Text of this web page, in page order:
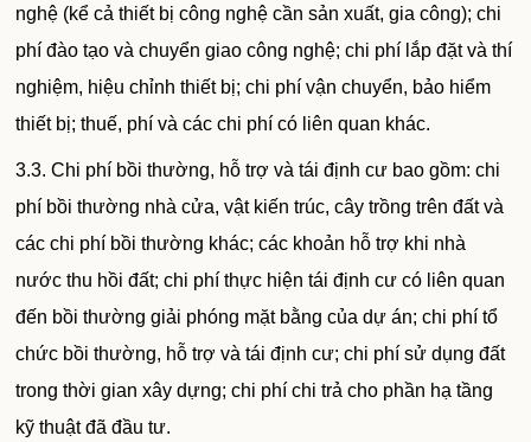
nghệ (kể cả thiết bị công nghệ cần sản xuất, gia công); chi
phí đào tạo và chuyển giao công nghệ; chi phí lắp đặt và thí
nghiệm, hiệu chỉnh thiết bị; chi phí vận chuyển, bảo hiểm
thiết bị; thuế, phí và các chi phí có liên quan khác.
3.3. Chi phí bồi thường, hỗ trợ và tái định cư bao gồm: chi
phí bồi thường nhà cửa, vật kiến trúc, cây trồng trên đất và
các chi phí bồi thường khác; các khoản hỗ trợ khi nhà
nước thu hồi đất; chi phí thực hiện tái định cư có liên quan
đến bồi thường giải phóng mặt bằng của dự án; chi phí tổ
chức bồi thường, hỗ trợ và tái định cư; chi phí sử dụng đất
trong thời gian xây dựng; chi phí chi trả cho phần hạ tầng
kỹ thuật đã đầu tư.